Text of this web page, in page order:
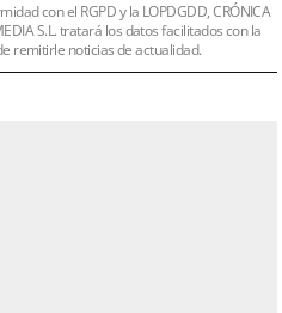
con el RGPD y la LOPDGDD, CRÓNICA
S.L. tratará los datos facilitados con la
remitirle noticias de actualidad.